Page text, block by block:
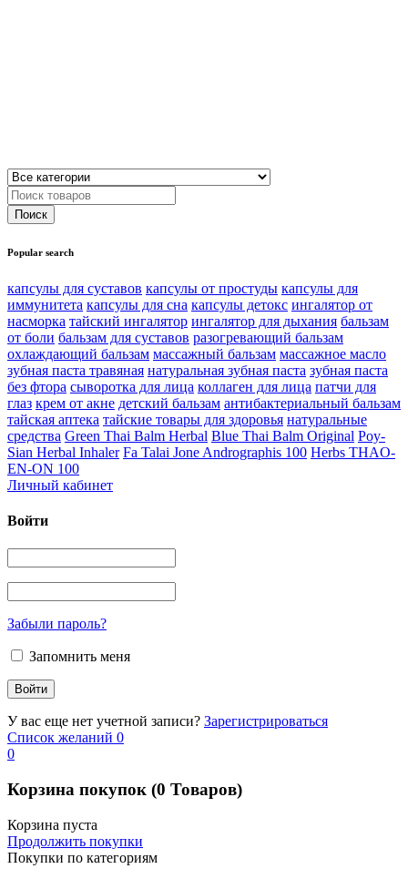
Popular search
капсулы для суставов капсулы от простуды капсулы для
иммунитета капсулы для сна капсулы детокс ингалятор от
насморка тайский ингалятор ингалятор для дыхания бальзам
от боли бальзам для суставов разогревающий бальзам
охлаждающий бальзам массажный бальзам массажное масло
зубная паста травяная натуральная зубная паста зубная паста
без фтора сыворотка для лица коллаген для лица патчи для
глаз крем от акне детский бальзам антибактериальный бальзам
тайская аптека тайские товары для здоровья натуральные
средства Green Thai Balm Herbal Blue Thai Balm Original Poy-
Sian Herbal Inhaler Fa Talai Jone Andrographis 100 Herbs THAO-
EN-ON 100
Личный кабинет
Войти
Забыли пароль?
Запомнить меня
У вас еще нет учетной записи? Зарегистрироваться
Список желаний 0
0
Корзина покупок (0 Товаров)
Корзина пуста
Продолжить покупки
Покупки по категориям